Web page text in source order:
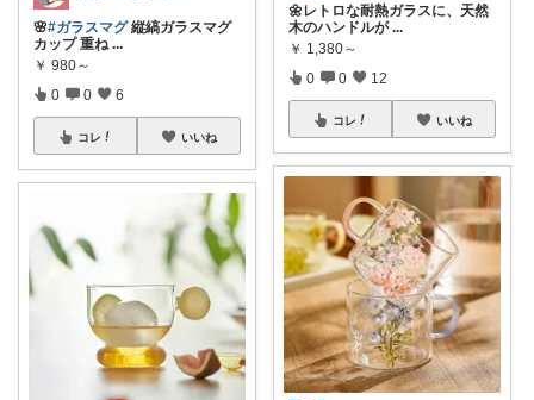
🌸#ガラスマグ縦縞ガラスマグ
カップ 重ね ...
￥ 980～
0 0 6
コレ いいね
🌼レトロな耐熱ガラスに、天然
木のハンドルが ...
￥ 1,380～
0 0 12
コレ いいね